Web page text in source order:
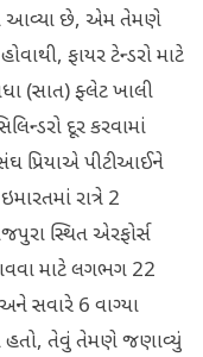
આવ્યા છે, એમ તેમણે
ફાયર ટેન્ડરો માટે
(સાત) ફ્લેટ ખાલી
દૂર કરવામાં
પ્રિયાએ પીટીઆઈને
રાત્રે 2
સ્થિત એરફોર્સ
માટે લગભગ 22
સવારે 6 વાગ્યા
હતો, તેવું તેમણે જણાવ્યું